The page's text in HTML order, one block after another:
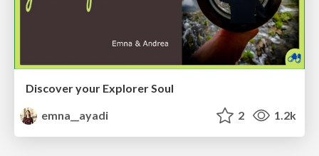
Discover your Explorer Soul
emna__ayadi
2 1.2k